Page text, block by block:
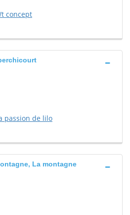
concept
passion de lilo
La montagne